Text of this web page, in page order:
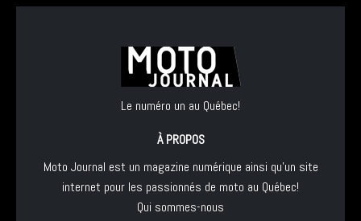
Le numéro un au Québec!
À PROPOS
Moto Journal est un magazine numérique ainsi qu'un site
internet pour les passionnés de moto au Québec!
Qui sommes-nous